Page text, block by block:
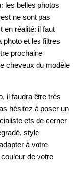
les belles photos
ne sont pas
en réalité: il faut
photo et les filtres
prochaine
cheveux du modèle
il faudra être très
hésitez à poser un
ets de cerner
style
à votre
de votre